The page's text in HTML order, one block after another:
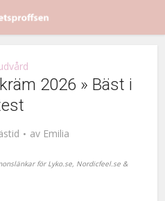
2026 » Bäst i
av Emilia
för Lyko.se, Nordicfeel.se &